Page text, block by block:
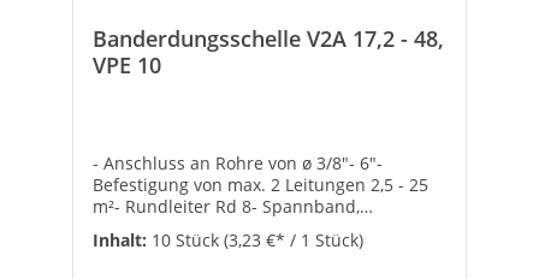
Banderdungsschelle V2A 17,2 - 48,
VPE 10
- Anschluss an Rohre von ø 3/8"- 6"-
Befestigung von max. 2 Leitungen 2,5 - 25
m²- Rundleiter Rd 8- Spannband,
Schellenkörper und Schraube aus
rostfreiem Edelstahl- VPE = 10 Stück
Inhalt: 10 Stück (3,23 €* / 1 Stück)